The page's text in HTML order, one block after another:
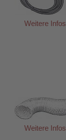
Weitere Infos
Weitere Infos